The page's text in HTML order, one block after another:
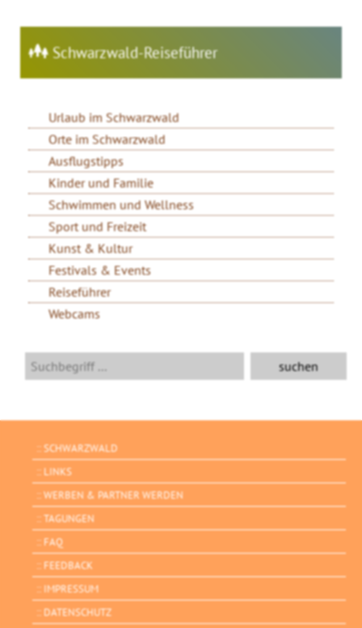
Schwarzwald-Reiseführer
Urlaub im Schwarzwald
Orte im Schwarzwald
Ausflugstipps
Kinder und Familie
Schwimmen und Wellness
Sport und Freizeit
Kunst & Kultur
Festivals & Events
Reiseführer
Webcams
SCHWARZWALD
LINKS
WERBEN & PARTNER WERDEN
TAGUNGEN
FAQ
FEEDBACK
IMPRESSUM
DATENSCHUTZ